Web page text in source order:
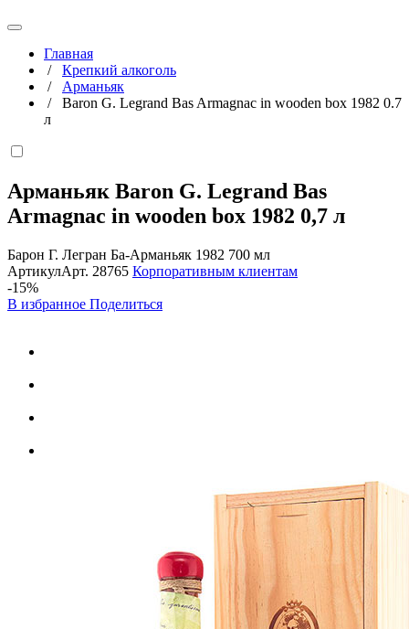
Главная
/ Крепкий алкоголь
/ Арманьяк
/ Baron G. Legrand Bas Armagnac in wooden box 1982 0.7
л
Арманьяк Baron G. Legrand Bas
Armagnac in wooden box 1982 0,7 л
Барон Г. Легран Ба-Арманьяк 1982 700 мл
АртикулАрт. 28765 Корпоративным клиентам
-15%
В избранное Поделиться